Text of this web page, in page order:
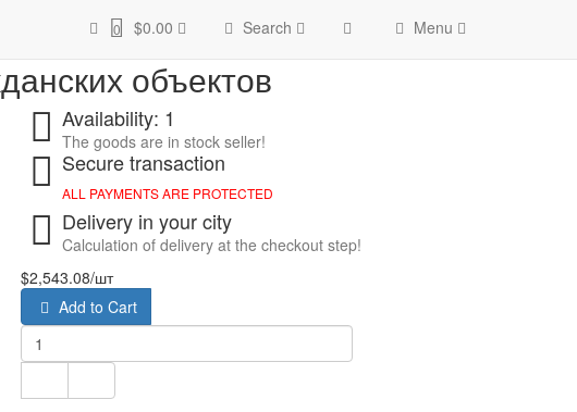
0 $0.00 Search Menu
объектов
объектов
Availability: 1
The goods are in stock seller!
Secure transaction
ALL PAYMENTS ARE PROTECTED
Delivery in your city
Calculation of delivery at the checkout step!
$2,543.08/шт
Add to Cart